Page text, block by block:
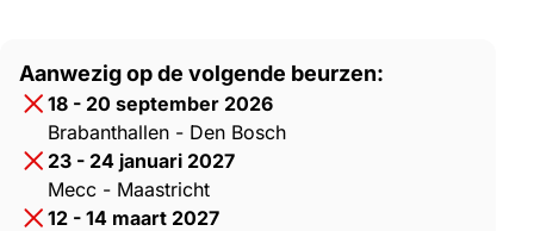
Aanwezig op de volgende beurzen:
18 - 20 september 2026
Brabanthallen - Den Bosch
23 - 24 januari 2027
Mecc - Maastricht
12 - 14 maart 2027